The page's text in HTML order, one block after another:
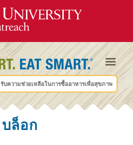
รับความช่วยเหลือในการซื้ออาหารเพื่อสุขภาพ
บล็อก